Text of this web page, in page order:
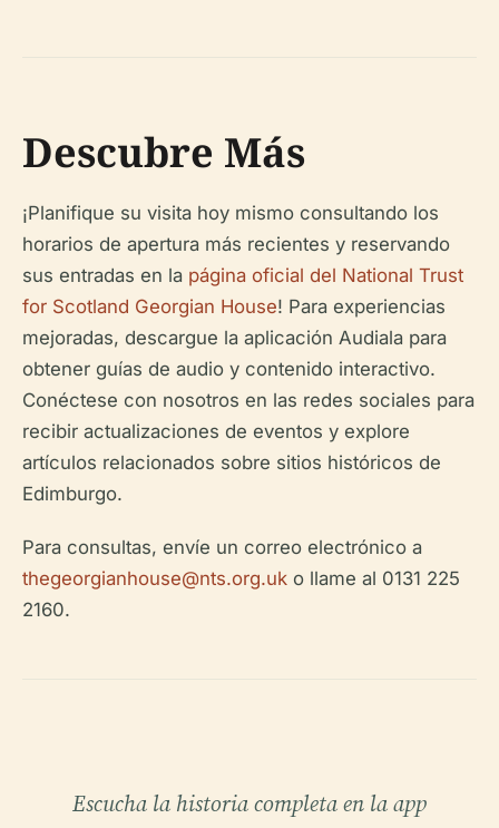
Descubre Más
¡Planifique su visita hoy mismo consultando los
horarios de apertura más recientes y reservando
sus entradas en la página oficial del National Trust
for Scotland Georgian House! Para experiencias
mejoradas, descargue la aplicación Audiala para
obtener guías de audio y contenido interactivo.
Conéctese con nosotros en las redes sociales para
recibir actualizaciones de eventos y explore
artículos relacionados sobre sitios históricos de
Edimburgo.
Para consultas, envíe un correo electrónico a
thegeorgianhouse@nts.org.uk o llame al 0131 225
2160.
Escucha la historia completa en la app